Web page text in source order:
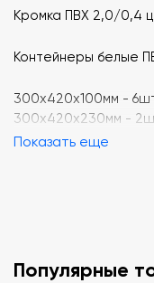
Кромка ПВХ 2,0/0,4
Контейнеры белые
300х420х100мм -
300х420х230мм -
Показать еще
Популярные